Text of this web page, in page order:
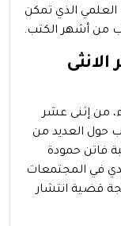
العلمي الذي تمكن
من أشهر الكتب.
من إثنى عشر
حول العديد من
فاتن حمودة
في المجتمعات
قضية انتشار